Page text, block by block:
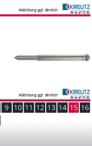
9 10 11 12 13 14 15 16